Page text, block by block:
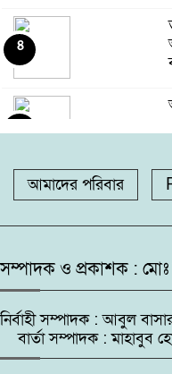
৮
৯
৪
৫
৬
৮
আমাদের পরিবার
সম্পাদক ও প্রকাশক :
নির্বাহী সম্পাদক : আবুল
বার্তা সম্পাদক : মাহাবুব